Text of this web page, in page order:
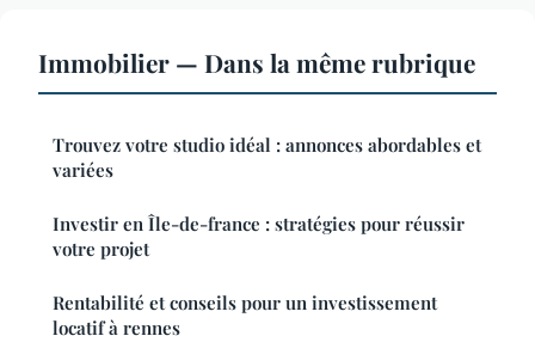
Immobilier — Dans la même rubrique
Trouvez votre studio idéal : annonces abordables et
variées
Investir en Île-de-france : stratégies pour réussir
votre projet
Rentabilité et conseils pour un investissement
locatif à rennes